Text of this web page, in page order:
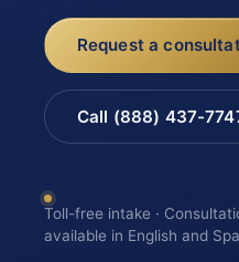
Request a
Call (888) 437-
Toll-free intake ·
available in English and